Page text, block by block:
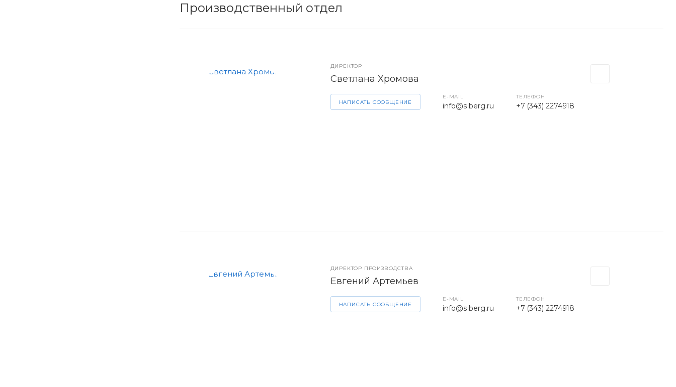
Производственный отдел
ДИРЕКТОР
Светлана Хромова
НАПИСАТЬ СООБЩЕНИЕ
E-MAIL
info@siberg.ru
ТЕЛЕФОН
+7 (343) 2274918
ДИРЕКТОР ПРОИЗВОДСТВА
Евгений Артемьев
НАПИСАТЬ СООБЩЕНИЕ
E-MAIL
info@siberg.ru
ТЕЛЕФОН
+7 (343) 2274918